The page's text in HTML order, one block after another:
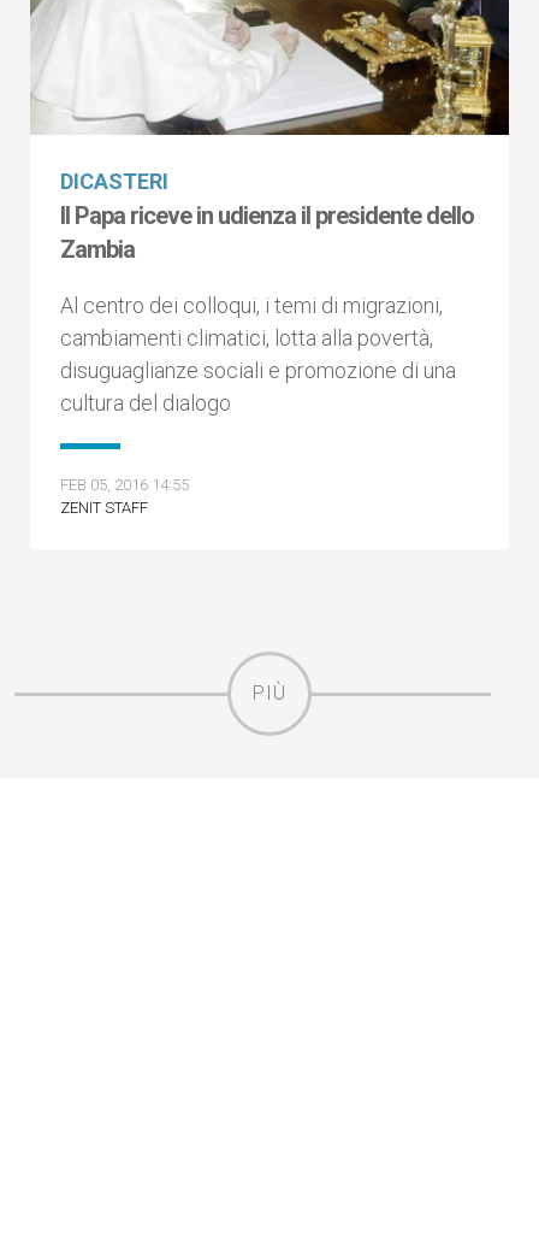
DICASTERI
Il Papa riceve in udienza il presidente dello
Zambia
Al centro dei colloqui, i temi di migrazioni,
cambiamenti climatici, lotta alla povertà,
disuguaglianze sociali e promozione di una
cultura del dialogo
FEB 05, 2016 14:55
ZENIT STAFF
PIÙ